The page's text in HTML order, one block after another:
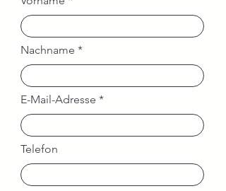
Nachname
E-Mail-Adresse
Telefon